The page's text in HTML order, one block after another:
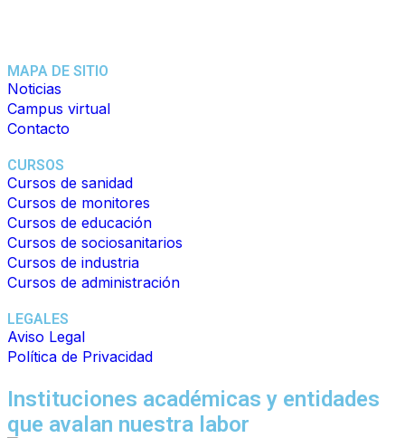
MAPA DE SITIO
Noticias
Campus virtual
Contacto
CURSOS
Cursos de sanidad
Cursos de monitores
Cursos de educación
Cursos de sociosanitarios
Cursos de industria
Cursos de administración
LEGALES
Aviso Legal
Política de Privacidad
Instituciones académicas y entidades
que avalan nuestra labor